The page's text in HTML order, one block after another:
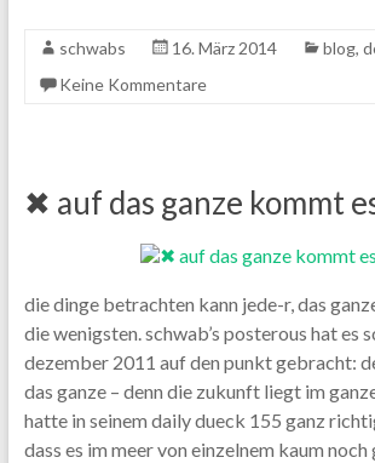
schwabs 16. März 2014 blog,
Keine Kommentare
✖ auf das ganze kommt
die dinge betrachten kann jede-r, das
die wenigsten. schwab’s posterous hat es
dezember 2011 auf den punkt gebracht:
das ganze – denn die zukunft liegt im
hatte in seinem daily dueck 155 ganz
dass es im meer von einzelnem kaum